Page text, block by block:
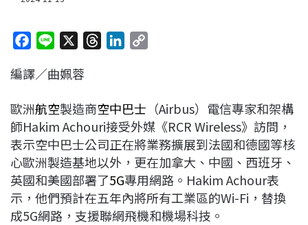
c
b
o
o
k
n
a
d
s
e
d
I
n
i
n
k
編譯／曲姵蓉
歐洲航空製造商空中巴士 （Airbus）電信專家和架構
師Hakim Achouri接受外媒《RCR Wireless》訪問，
表示空中巴士公司正在將業務擴展到法國和德國等核
心歐洲製造基地以外，更在加拿大、中國、西班牙、
英國和美國部署了5G專用網路。Hakim Achour表
示，他們預計在五年內將所有工業區的Wi-Fi，替換
成5G網路，支援聯網飛機和機場科技。